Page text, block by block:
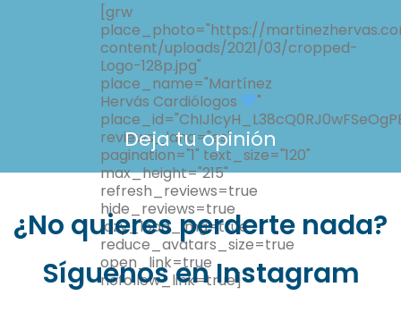
[grw
place_photo="https://
content/uploads/2021/03/cropped-
Logo-128p.jpg"
place_name="Martínez
Hervás Cardiólogos
"
reviews_lang="es"
pagination="1" text_size="120"
max_height="215"
refresh_reviews=true
hide_reviews=true
lazy_load_img=true
reduce_avatars_size=true
open_link=true
nofollow_link=true]
Deja tu opinión
¿No quieres perderte nada?
Síguenos en Instagram